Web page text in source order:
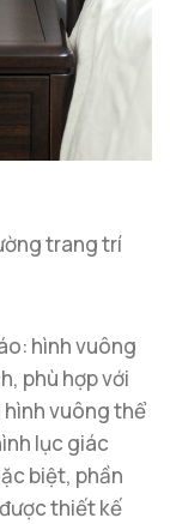
trang trí
hình vuông
phù hợp với
vuông thể
lục giác
biệt, phần
thiết kế